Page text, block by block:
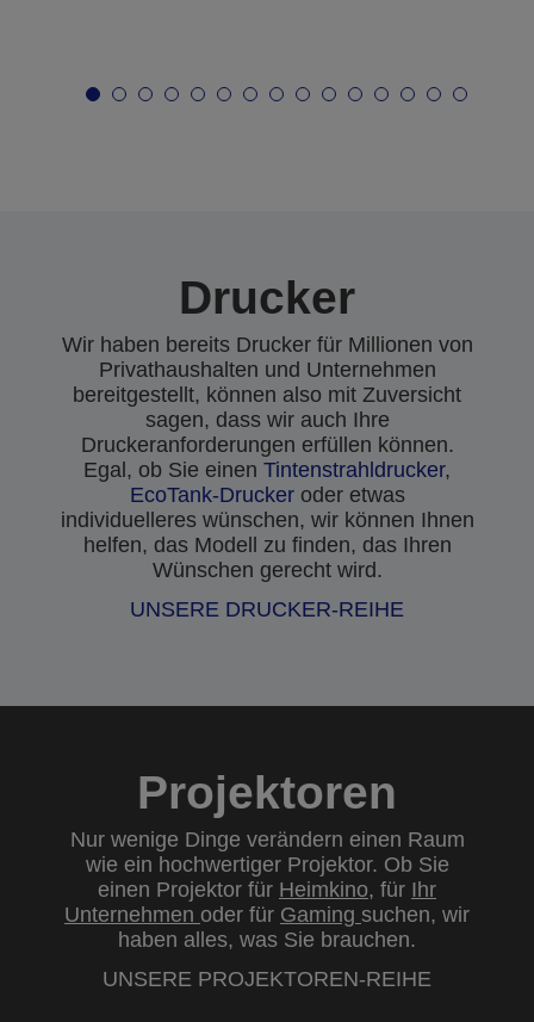
Drucker
Wir haben bereits Drucker für Millionen von
Privathaushalten und Unternehmen
bereitgestellt, können also mit Zuversicht
sagen, dass wir auch Ihre
Druckeranforderungen erfüllen können.
Egal, ob Sie einen Tintenstrahldrucker,
EcoTank-Druckeroder etwas
individuelleres wünschen, wir können Ihnen
helfen, das Modell zu finden, das Ihren
Wünschen gerecht wird.
UNSERE DRUCKER-REIHE
Projektoren
Nur wenige Dinge verändern einen Raum
wie ein hochwertiger Projektor. Ob Sie
einen Projektor für Heimkino, für Ihr
Unternehmen oder für Gaming suchen, wir
haben alles, was Sie brauchen.
UNSERE PROJEKTOREN-REIHE